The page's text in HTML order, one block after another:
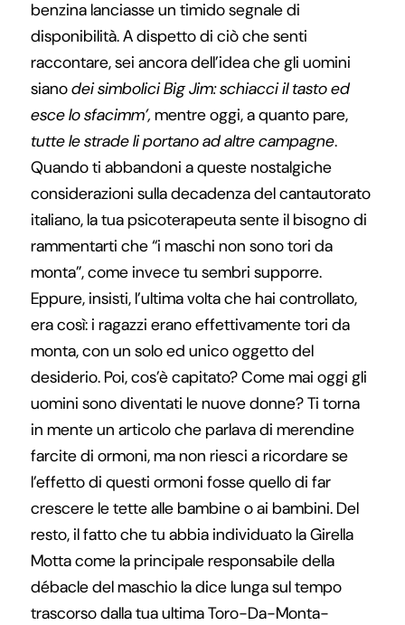
benzina lanciasse un timido segnale di
disponibilità. A dispetto di ciò che senti
raccontare, sei ancora dell’idea che gli uomini
sianodei simbolici Big Jim: schiacci il tasto ed
esce lo sfacimm’, mentre oggi, a quanto pare,
tutte le strade li portano ad altre campagne.
Quando ti abbandoni a queste nostalgiche
considerazioni sulla decadenza del cantautorato
italiano, la tua psicoterapeuta sente il bisogno di
rammentarti che “i maschi non sono tori da
monta”, come invece tu sembri supporre.
Eppure, insisti, l’ultima volta che hai controllato,
era così: i ragazzi erano effettivamente tori da
monta, con un solo ed unico oggetto del
desiderio. Poi, cos’è capitato? Come mai oggi gli
uomini sono diventati le nuove donne? Ti torna
in mente un articolo che parlava di merendine
farcite di ormoni, ma non riesci a ricordare se
l’effetto di questi ormoni fosse quello di far
crescere le tette alle bambine o ai bambini. Del
resto, il fatto che tu abbia individuato la Girella
Motta come la principale responsabile della
débacle del maschio la dice lunga sul tempo
trascorso dalla tua ultima Toro-Da-Monta-